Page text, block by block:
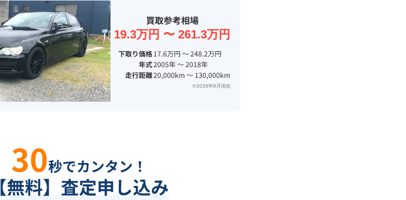
買取参考相場
19.3万円 〜 261.3万円
下取り価格17.6万円 〜 248.2万円
年式2005年 〜 2018年
走行距離20,000km 〜 130,000km
※2026年8月現在
30秒でカンタン！
【無料】査定申し込み